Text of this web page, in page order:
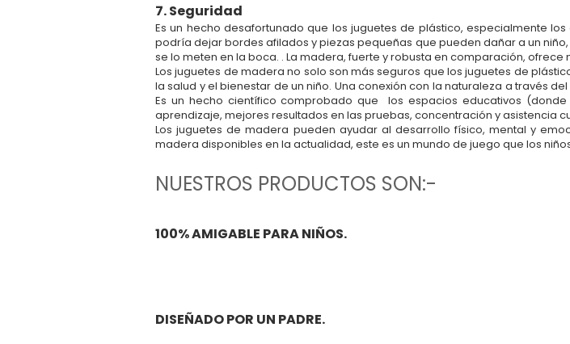
7. Seguridad
Es un hecho desafortunado que los juguetes de plástico, especialmente
podría dejar bordes afilados y piezas pequeñas que pueden dañar a un
se lo meten en la boca. . La madera, fuerte y robusta en comparación,
Los juguetes de madera no solo son más seguros que los juguetes de
la salud y el bienestar de un niño. Una conexión con la naturaleza a través
Es un hecho científico comprobado que los espacios educativos
aprendizaje, mejores resultados en las pruebas, concentración y asistencia
Los juguetes de madera pueden ayudar al desarrollo físico, mental y
madera disponibles en la actualidad, este es un mundo de juego que los
NUESTROS PRODUCTOS SON:-
100% AMIGABLE PARA NIÑOS.
DISEÑADO POR UN PADRE.